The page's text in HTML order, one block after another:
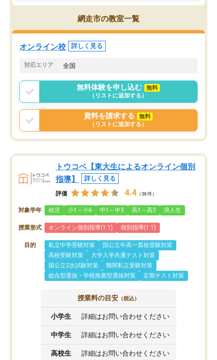
であるので無料の週末教室を使用しな
がら頑張って欲しいと思います！
網走市の教室一覧
オンライン校 詳しく見る
対応エリア 全国
無料体験を申し込む
無料
（リストに追加する）
資料を請求する
無料
（リストに追加する）
トウコベ【東大生によるオンライン個別
指導】
詳しく見る
評価 4.4 （38件）
対象学年 幼児 小1～小6 中1～中3 高1～高3 浪人生
授業形式 オンライン個別指導(1:1) 個別指導(1:1)
目的 私立中学受験対策
国公立中高一貫校受験対策
高校受験対策
大学入学共通テスト対策
国公立2次試験対策
難関私立受験対策
総合型選抜・学校推薦型選抜対策
定期テスト対策
授業料の目安 （税込）
小学生 詳細はお問い合わせください
中学生 詳細はお問い合わせください
高校生 詳細はお問い合わせください